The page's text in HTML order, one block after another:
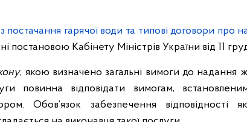
гарячої води та типові договори про
постановою Кабінету Міністрів України від 11
, якою визначено загальні вимоги до надання
повинна відповідати вимогам,
Обов’язок забезпечення відповідності